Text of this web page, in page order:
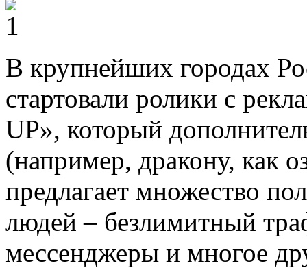
В крупнейших городах
стартовали ролики с
UP», который
(например, дракону, как
предлагает множество
людей – безлимитный
мессенджеры и многое